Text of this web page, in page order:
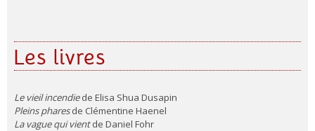
Les livres
Le vieil incendiede Elisa Shua Dusapin
Pleins pharesde Clémentine Haenel
La vague qui vientde Daniel Fohr